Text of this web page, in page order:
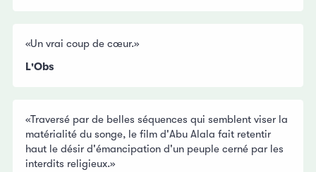
«Un vrai coup de cœur.»
L'Obs
«Traversé par de belles séquences qui semblent viser la
matérialité du songe, le film d'Abu Alala fait retentir
haut le désir d'émancipation d'un peuple cerné par les
interdits religieux.»